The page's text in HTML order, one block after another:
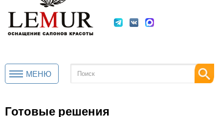
МЕНЮ
Готовые решения